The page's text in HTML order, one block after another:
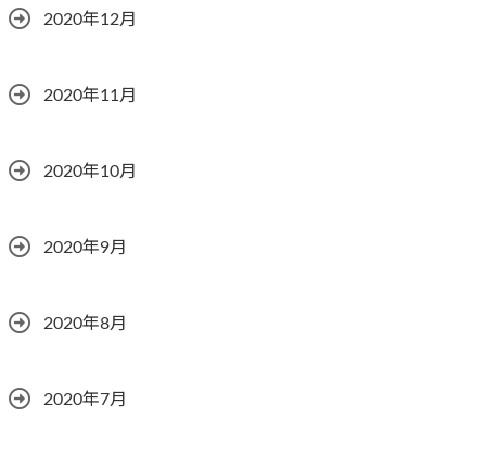
2020年12月
2020年11月
2020年10月
2020年9月
2020年8月
2020年7月